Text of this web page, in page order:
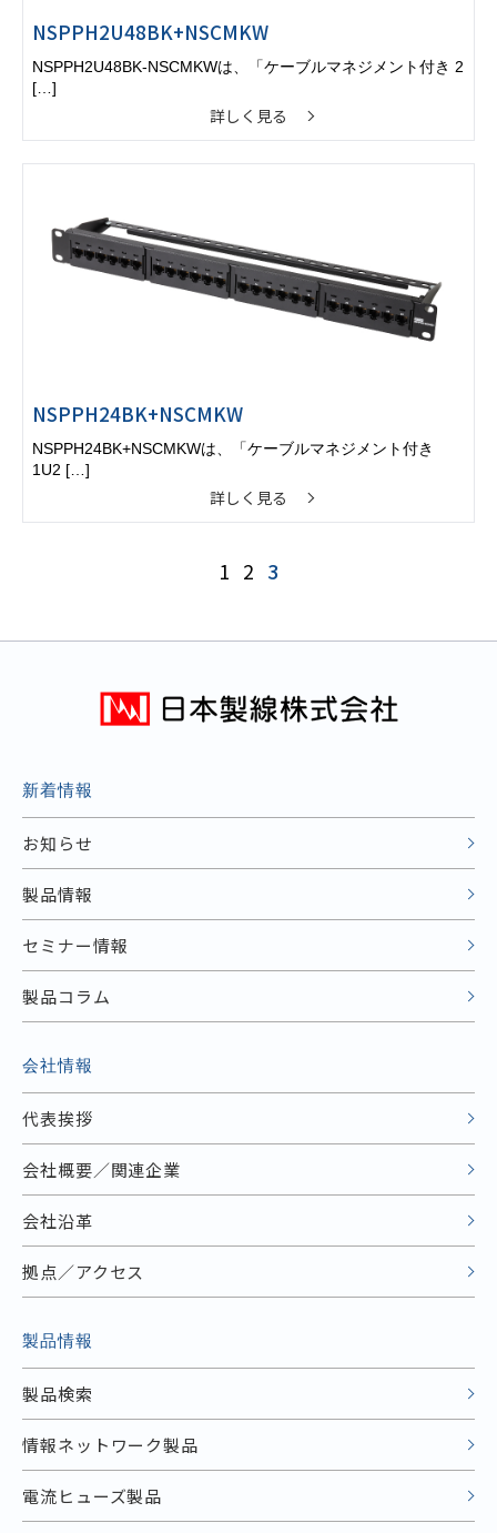
NSPPH2U48BK+NSCMKW
NSPPH2U48BK-NSCMKWは、「ケーブルマネジメント付き 2
[…]
詳しく見る
NSPPH24BK+NSCMKW
NSPPH24BK+NSCMKWは、「ケーブルマネジメント付き
1U2 […]
詳しく見る
1 2 3
新着情報
お知らせ
製品情報
セミナー情報
製品コラム
会社情報
代表挨拶
会社概要／関連企業
会社沿革
拠点／アクセス
製品情報
製品検索
情報ネットワーク製品
電流ヒューズ製品